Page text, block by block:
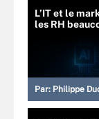
L’IT et le
les RH
Par: Philippe